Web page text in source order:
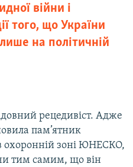
війни і
того, що України
на політичній
рецедивіст. Адже
пам’ятник
охоронній зоні ЮНЕСКО,
тим самим, що він